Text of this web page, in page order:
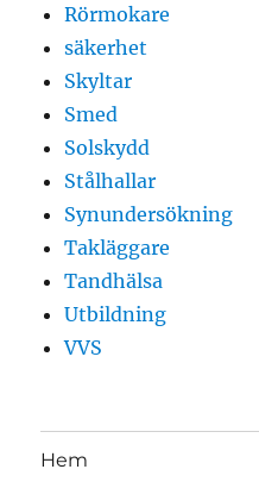
Rörmokare
säkerhet
Skyltar
Smed
Solskydd
Stålhallar
Synundersökning
Takläggare
Tandhälsa
Utbildning
VVS
Hem